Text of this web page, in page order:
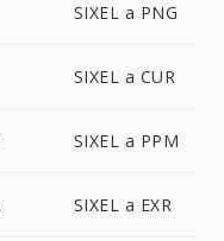
SIXEL a PNG
SIXEL a CUR
SIXEL a PPM
SIXEL a EXR